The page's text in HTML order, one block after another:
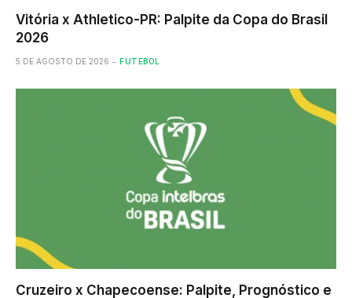
Vitória x Athletico-PR: Palpite da Copa do Brasil
2026
5 DE AGOSTO DE 2026 FUTEBOL
Cruzeiro x Chapecoense: Palpite, Prognóstico e